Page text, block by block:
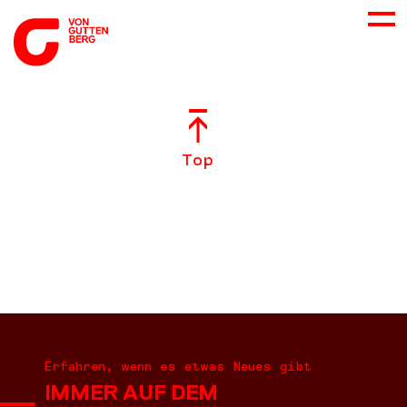
Top
Erfahren, wenn es etwas Neues gibt
IMMER AUF DEM